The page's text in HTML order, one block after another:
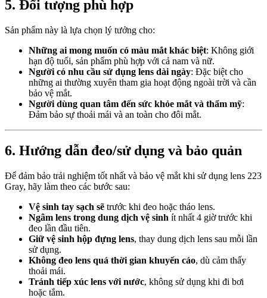
5. Đối tượng phù hợp
Sản phẩm này là lựa chọn lý tưởng cho:
Những ai mong muốn có màu mắt khác biệt: Không giới
hạn độ tuổi, sản phẩm phù hợp với cả nam và nữ.
Người có nhu cầu sử dụng lens dài ngày: Đặc biệt cho
những ai thường xuyên tham gia hoạt động ngoài trời và cần
bảo vệ mắt.
Người dùng quan tâm đến sức khỏe mắt và thẩm mỹ:
Đảm bảo sự thoải mái và an toàn cho đôi mắt.
6. Hướng dẫn đeo/sử dụng và bảo quản
Để đảm bảo trải nghiệm tốt nhất và bảo vệ mắt khi sử dụng lens 223
Gray, hãy làm theo các bước sau:
Vệ sinh tay sạch sẽ trước khi đeo hoặc tháo lens.
Ngâm lens trong dung dịch vệ sinh ít nhất 4 giờ trước khi
đeo lần đầu tiên.
Giữ vệ sinh hộp đựng lens, thay dung dịch lens sau mỗi lần
sử dụng.
Không đeo lens quá thời gian khuyến cáo, dù cảm thấy
thoải mái.
Tránh tiếp xúc lens với nước, không sử dụng khi đi bơi
hoặc tắm.